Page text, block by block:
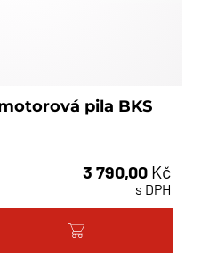
pila BKS
3 790,00 Kč
s DPH
Množství